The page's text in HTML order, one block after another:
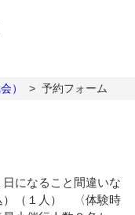
） > 予約フォーム
になること間違いな
）（１人） 〈体験時